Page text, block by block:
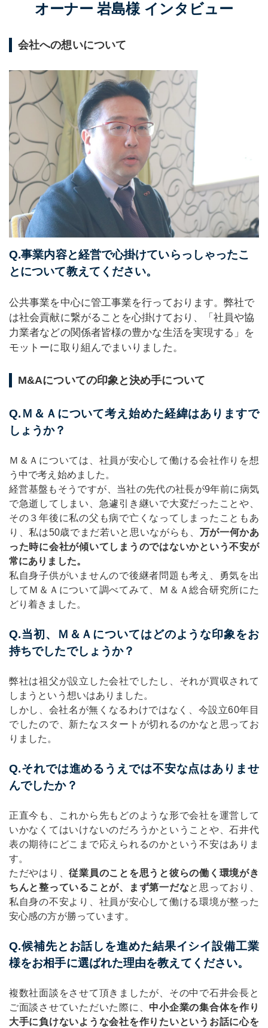
オーナー 岩島様 インタビュー
会社への想いについて
Q.事業内容と経営で心掛けていらっしゃったこ
とについて教えてください。
公共事業を中心に管工事業を行っております。弊社で
は社会貢献に繋がることを心掛けており、「社員や協
力業者などの関係者皆様の豊かな生活を実現する」を
モットーに取り組んでまいりました。
M&Aについての印象と決め手について
Q.Ｍ＆Ａについて考え始めた経緯はありますで
しょうか？
Ｍ＆Ａについては、社員が安心して働ける会社作りを想
う中で考え始めました。
経営基盤もそうですが、当社の先代の社長が9年前に病気
で急逝してしまい、急遽引き継いで大変だったことや、
その３年後に私の父も病で亡くなってしまったこともあ
り、私は50歳でまだ若いと思いながらも、 万が一何かあ
った時に会社が傾いてしまうのではないかという不安が
常にありました。
私自身子供がいませんので後継者問題も考え、勇気を出
してＭ＆Ａについて調べてみて、Ｍ＆Ａ総合研究所にた
どり着きました。
Q.当初、Ｍ＆Ａについてはどのような印象をお
持ちでしたでしょうか？
弊社は祖父が設立した会社でしたし、それが買収されて
しまうという想いはありました。
しかし、会社名が無くなるわけではなく、今設立60年目
でしたので、新たなスタートが切れるのかなと思ってお
りました。
Q.それでは進めるうえでは不安な点はありませ
んでしたか？
正直今も、これから先もどのような形で会社を運営して
いかなくてはいけないのだろうかということや、石井代
表の期待にどこまで応えられるのかという不安はありま
す。
ただやはり、従業員のことを思うと彼らの働く環境がき
ちんと整っていることが、まず第一だなと思っており、
私自身の不安より、社員が安心して働ける環境が整った
安心感の方が勝っています。
Q.候補先とお話しを進めた結果イシイ設備工業
様をお相手に選ばれた理由を教えてください。
複数社面談をさせて頂きましたが、その中で石井会長と
ご面談させていただいた際に、 中小企業の集合体を作り
大手に負けないような会社を作りたいというお話に心を